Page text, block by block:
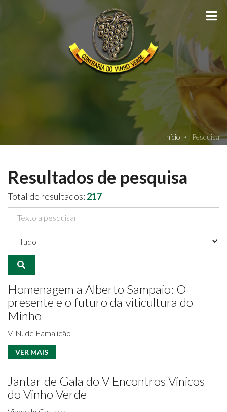
Início Pesquisa
Resultados de pesquisa
Total de resultados: 217
Homenagem a Alberto Sampaio: O
presente e o futuro da viticultura do
Minho
V. N. de Famalicão
VER MAIS
Jantar de Gala do V Encontros Vínicos
do Vinho Verde